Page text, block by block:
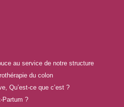
au service de notre structure
du colon
Qu’est-ce que c’est ?
Partum ?